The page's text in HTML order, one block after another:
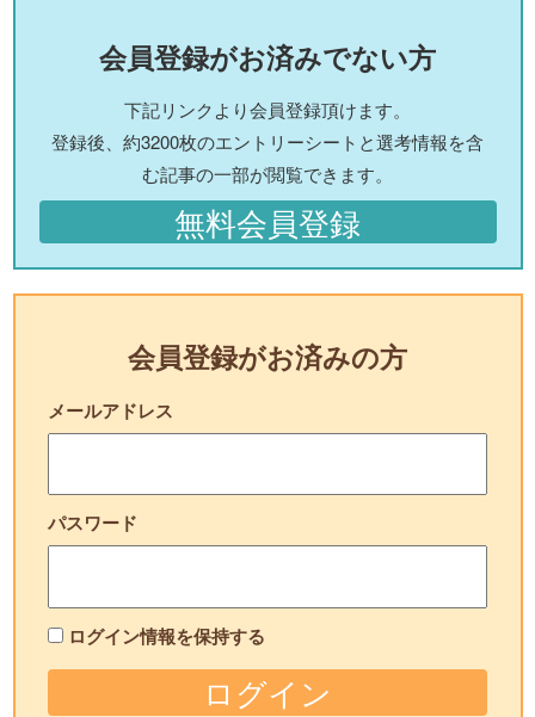
会員登録がお済みでない方
下記リンクより会員登録頂けます。
登録後、約3200枚のエントリーシートと選考情報を含
む記事の一部が閲覧できます。
無料会員登録
会員登録がお済みの方
メールアドレス
パスワード
ログイン情報を保持する